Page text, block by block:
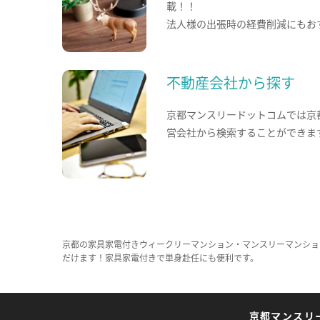
載！！
法人様の出張時の経費削減にもお
不動産会社から探す
京都マンスリードットコムでは
営会社から検索することができま
京都の家具家電付きウィークリーマンション・マンスリーマンシ
だけます！家具家電付きで単身赴任にも便利です。
京都マンスリ